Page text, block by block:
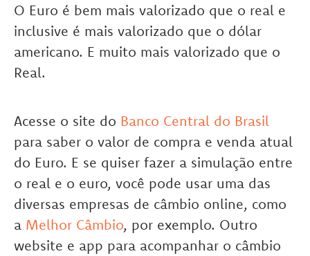
O Euro é bem mais valorizado que o real e
inclusive é mais valorizado que o dólar
americano. E muito mais valorizado que o
Real.
Acesse o site do Banco Central do Brasil
para saber o valor de compra e venda atual
do Euro. E se quiser fazer a simulação entre
o real e o euro, você pode usar uma das
diversas empresas de câmbio online, como
a Melhor Câmbio, por exemplo. Outro
website e app para acompanhar o câmbio